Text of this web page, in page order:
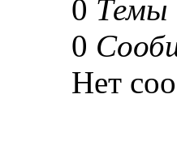
0 Темы
0
Нет